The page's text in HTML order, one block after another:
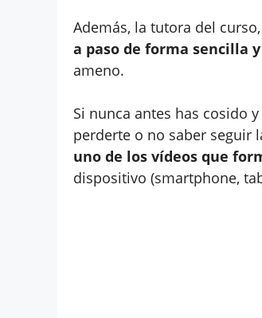
Además, la tutora del
a paso de forma sencilla
ameno.
Si nunca antes has cosido
perderte o no saber seguir
uno de los vídeos que
dispositivo (smartphone,